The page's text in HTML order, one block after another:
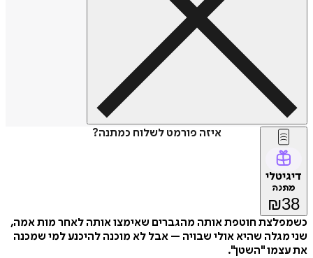
איזה פורמט לשלוח כמתנה?
דיגיטלי
מתנה
₪38
כשמפלצת חוטפת אותה מהגברים שאימצו אותה לאחר מות אמה,
שני מגלה שהיא אולי שבויה – אבל לא מוכנה להיכנע למי שמכנה
את עצמו "השטן".